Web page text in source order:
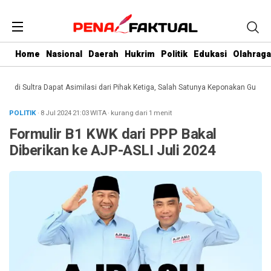
Home Nasional Daerah Hukrim Politik Edukasi Olahraga
Dapat Asimilasi dari Pihak Ketiga, Salah Satunya Keponakan Gubernur
POLITIK· 8 Jul 202421:03WITA· kurang dari 1 menit
Formulir B1 KWK dari PPP Bakal
Diberikan ke AJP-ASLI Juli 2024